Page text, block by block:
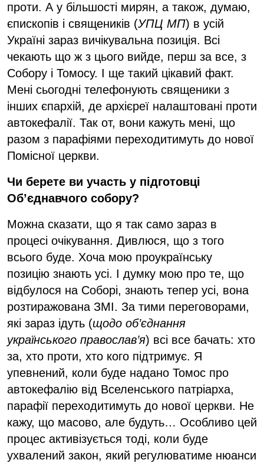
проти. А у більшості мирян, а також, думаю,
єпископів і священиків (УПЦ МП) в усій
Україні зараз вичікувальна позиція. Всі
чекають що ж з цього вийде, перш за все, з
Собору і Томосу. І ще такий цікавий факт.
Мені сьогодні телефонують священики з
інших єпархій, де архієреї налаштовані проти
автокефалії. Так от, вони кажуть мені, що
разом з парафіями переходитимуть до нової
Помісної церкви.
Чи берете ви участь у підготовці
Об’єднавчого собору?
Можна сказати, що я так само зараз в
процесі очікування. Дивлюся, що з того
всього буде. Хоча мою проукраїнську
позицію знають усі. І думку мою про те, що
відбулося на Соборі, знають тепер усі, вона
розтиражована ЗМІ. За тими переговорами,
які зараз ідуть (щодо об’єднання
українського православ’я) всі все бачать: хто
за, хто проти, хто кого підтримує. Я
упевнений, коли буде надано Томос про
автокефалію від Вселенського патріарха,
парафії переходитимуть до нової церкви. Не
кажу, що масово, але будуть… Особливо цей
процес активізується тоді, коли буде
ухвалений закон, який регулюватиме нюанси